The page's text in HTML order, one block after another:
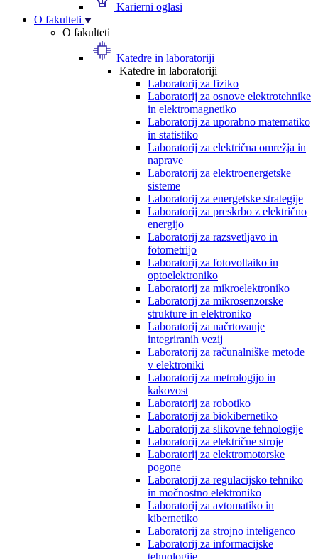
Karierni oglasi
O fakulteti
O fakulteti
Katedre in laboratoriji
Katedre in laboratoriji
Laboratorij za fiziko
Laboratorij za osnove elektrotehnike
in elektromagnetiko
Laboratorij za uporabno matematiko
in statistiko
Laboratorij za električna omrežja in
naprave
Laboratorij za elektroenergetske
sisteme
Laboratorij za energetske strategije
Laboratorij za preskrbo z električno
energijo
Laboratorij za razsvetljavo in
fotometrijo
Laboratorij za fotovoltaiko in
optoelektroniko
Laboratorij za mikroelektroniko
Laboratorij za mikrosenzorske
strukture in elektroniko
Laboratorij za načrtovanje
integriranih vezij
Laboratorij za računalniške metode
v elektroniki
Laboratorij za metrologijo in
kakovost
Laboratorij za robotiko
Laboratorij za biokibernetiko
Laboratorij za slikovne tehnologije
Laboratorij za električne stroje
Laboratorij za elektromotorske
pogone
Laboratorij za regulacijsko tehniko
in močnostno elektroniko
Laboratorij za avtomatiko in
kibernetiko
Laboratorij za strojno inteligenco
Laboratorij za informacijske
tehnologije